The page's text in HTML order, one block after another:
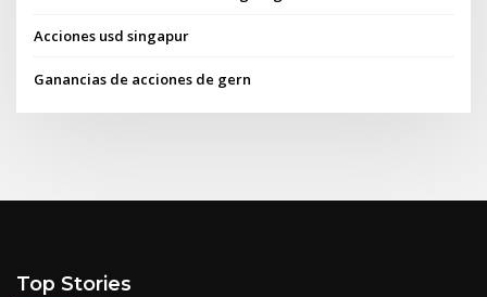
Acciones usd singapur
Ganancias de acciones de gern
Top Stories